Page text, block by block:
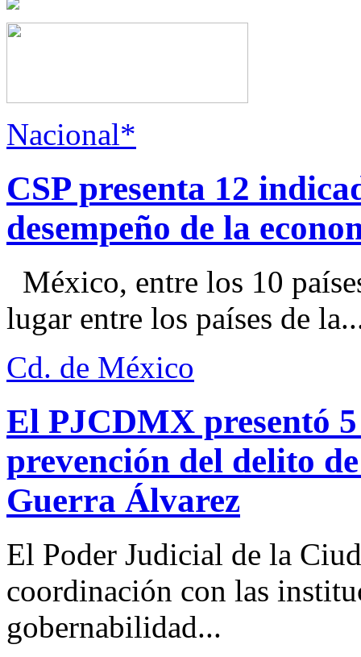
Nacional*
CSP presenta 12
desempeño de la
México, entre los 10
lugar entre los países de
Cd. de México
El PJCDMX presentó
prevención del delito
Guerra Álvarez
El Poder Judicial de la
coordinación con las
gobernabilidad...